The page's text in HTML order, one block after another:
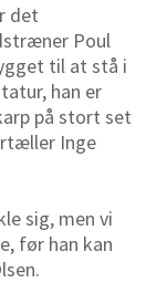
det
Poul
til at stå i
han er
på stort set
Inge
sig, men vi
før han kan